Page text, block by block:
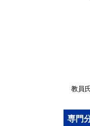
教員
専門